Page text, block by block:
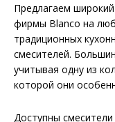
Предлагаем
фирмы Blanco на
традиционных
смесителей.
учитывая одну из
которой они
Доступны